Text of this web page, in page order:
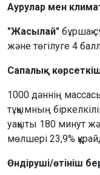
Аурулар мен
"Жасылай" бұршақ
және төгілуге 4
Сапалық
1000 дәннің
тұқымның
уақыты 180 минут
мөлшері 23,9%
Өндіруші/өтініш